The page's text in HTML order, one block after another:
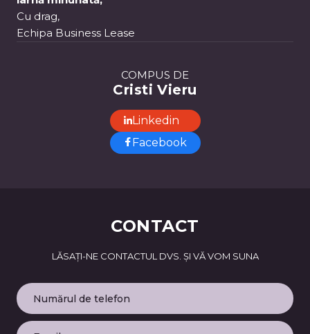
COMPUS DE
Cristi Vieru
Linkedin
Facebook
Cu drag,
Echipa Business Lease
CONTACT
LĂSAȚI-NE CONTACTUL DVS. ȘI VĂ VOM SUNA